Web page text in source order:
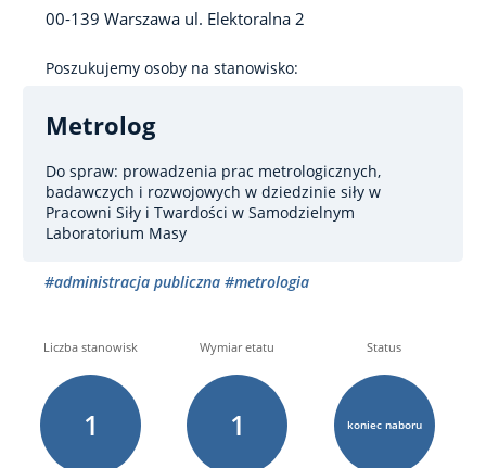
00-139 Warszawa ul. Elektoralna 2
Poszukujemy osoby na stanowisko:
Metrolog
Do spraw: prowadzenia prac metrologicznych,
badawczych i rozwojowych w dziedzinie siły w
Pracowni Siły i Twardości w Samodzielnym
Laboratorium Masy
#administracja publiczna #metrologia
Liczba stanowisk
1
Wymiar etatu
1
Status
koniec naboru